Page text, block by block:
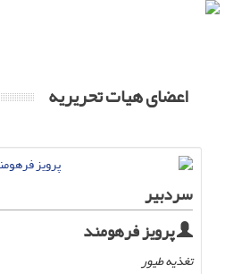
اعضای هیات تحریریه
سردبیر
پرویز فرهومند
تغذیه طیور